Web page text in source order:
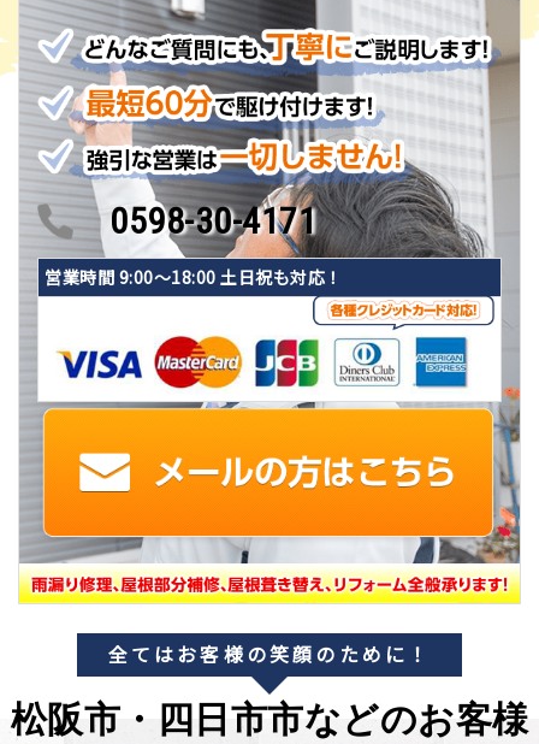
0598-30-4171
営業時間 9:00〜18:00 土日祝も対応！
全てはお客様の笑顔のために！
松阪市・四日市市などのお客様